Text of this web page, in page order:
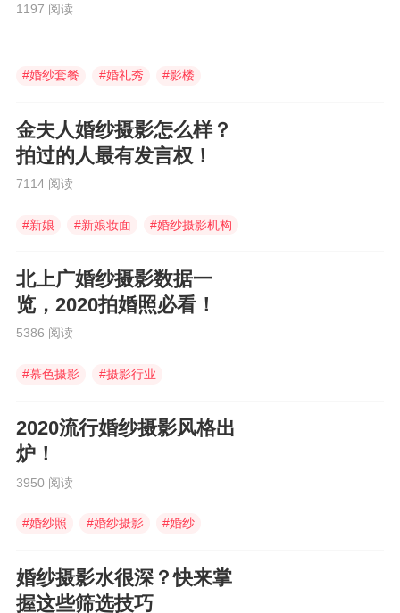
1197 阅读
#婚纱套餐 #婚礼秀 #影楼
金夫人婚纱摄影怎么样？
拍过的人最有发言权！
7114 阅读
#新娘 #新娘妆面 #婚纱摄影机构
北上广婚纱摄影数据一
览，2020拍婚照必看！
5386 阅读
#慕色摄影 #摄影行业
2020流行婚纱摄影风格出
炉！
3950 阅读
#婚纱照 #婚纱摄影 #婚纱
婚纱摄影水很深？快来掌
握这些筛选技巧